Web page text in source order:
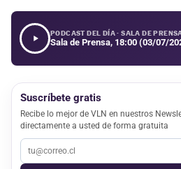
PODCAST DEL DÍA · SALA DE
Sala de Prensa, 18:00 (03/07/
Suscríbete gratis
Recibe lo mejor de VLN en nuestros
directamente a usted de forma gratuita